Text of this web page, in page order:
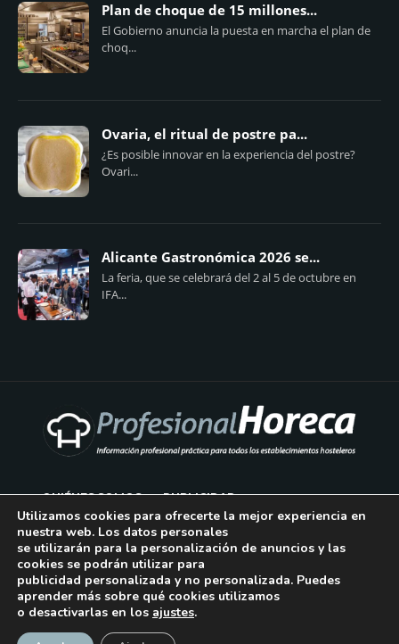
Plan de choque de 15 millones...
El Gobierno anuncia la puesta en marcha el plan de
choq...
Ovaria, el ritual de postre pa...
¿Es posible innovar en la experiencia del postre?
Ovari...
Alicante Gastronómica 2026 se...
La feria, que se celebrará del 2 al 5 de octubre en
IFA...
QUIÉNES SOMOS PUBLICIDAD
AVISO LEGAL
POLÍTICA DE COOKIES
POLÍTICA DE PRIVACIDAD
CONTACTO
¡Suscríbase!
Utilizamos cookies para ofrecerte la mejor experiencia en
nuestra web. Los datos personales
se utilizarán para la personalización de anuncios y las
cookies se podrán utilizar para
publicidad personalizada y no personalizada. Puedes
aprender más sobre qué cookies utilizamos
o desactivarlas en los ajustes.